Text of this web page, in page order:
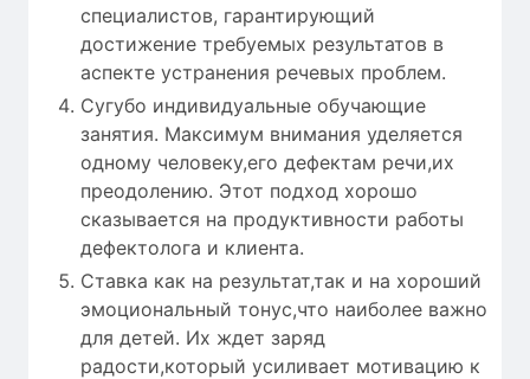
специалистов, гарантирующий
достижение требуемых результатов в
аспекте устранения речевых проблем.
Сугубо индивидуальные обучающие
занятия. Максимум внимания уделяется
одному человеку,его дефектам речи,их
преодолению. Этот подход хорошо
сказывается на продуктивности работы
дефектолога и клиента.
Ставка как на результат,так и на хороший
эмоциональный тонус,что наиболее важно
для детей. Их ждет заряд
радости,который усиливает мотивацию к